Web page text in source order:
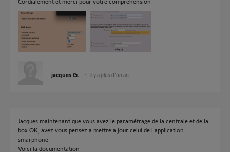
jacques G. il y a plus d'un an
Jacques maintenant que vous avez le paramétrage de la centrale et de la
box OK, avez vous pensez a mettre a jour celui de l'application
smarphone.
Voici la documentation